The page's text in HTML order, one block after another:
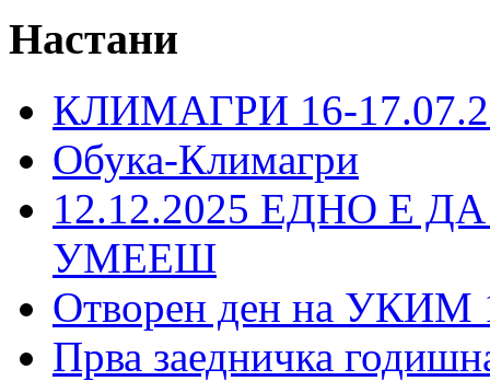
Настани
КЛИМАГРИ 16-
Обука-Климагри
12.12.2025 ЕДНО Е
УМЕЕШ
Отворен ден на УКИМ
Прва заедничка